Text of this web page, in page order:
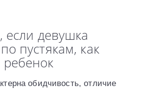
если девушка
пустякам, как
обидчивость, отличие